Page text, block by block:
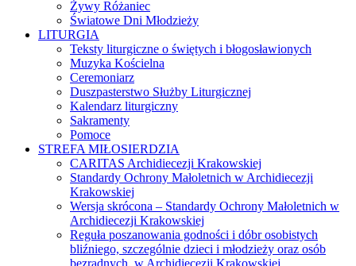
Żywy Różaniec
Światowe Dni Młodzieży
LITURGIA
Teksty liturgiczne o świętych i błogosławionych
Muzyka Kościelna
Ceremoniarz
Duszpasterstwo Służby Liturgicznej
Kalendarz liturgiczny
Sakramenty
Pomoce
STREFA MIŁOSIERDZIA
CARITAS Archidiecezji Krakowskiej
Standardy Ochrony Małoletnich w Archidiecezji
Krakowskiej
Wersja skrócona – Standardy Ochrony Małoletnich w
Archidiecezji Krakowskiej
Reguła poszanowania godności i dóbr osobistych
bliźniego, szczególnie dzieci i młodzieży oraz osób
bezradnych, w Archidiecezji Krakowskiej